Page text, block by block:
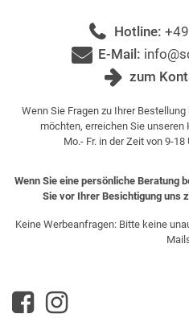
Hotline:
E-Mail:
zum
Wenn Sie Fragen zu Ihrer
möchten, erreichen Sie unseren
Mo.- Fr. in der Zeit von 9-18
Wenn Sie eine persönliche Beratung
Sie vor Ihrer Besichtigung uns
Keine Werbeanfragen: Bitte keine